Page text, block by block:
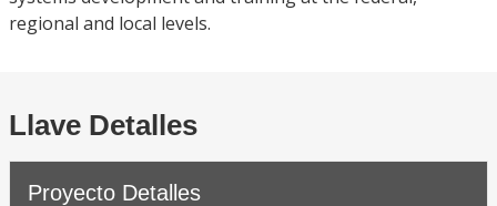
regional and local levels.
Llave Detalles
Proyecto Detalles